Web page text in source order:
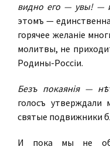
видно его — увы! —
этомъ —
горячее желаніе
молитвы, не
Родины-Россіи.
Безъ покаянія —
голосъ
святые подвижники
И пока мы не